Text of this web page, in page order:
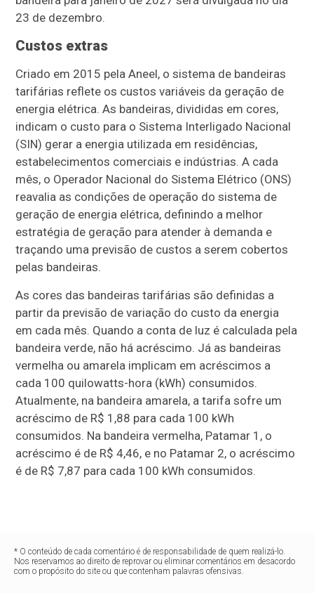
23 de dezembro.
Custos extras
Criado em 2015 pela Aneel, o sistema de bandeiras
tarifárias reflete os custos variáveis da geração de
energia elétrica. As bandeiras, divididas em cores,
indicam o custo para o Sistema Interligado Nacional
(SIN) gerar a energia utilizada em residências,
estabelecimentos comerciais e indústrias. A cada
mês, o Operador Nacional do Sistema Elétrico (ONS)
reavalia as condições de operação do sistema de
geração de energia elétrica, definindo a melhor
estratégia de geração para atender à demanda e
traçando uma previsão de custos a serem cobertos
pelas bandeiras.
As cores das bandeiras tarifárias são definidas a
partir da previsão de variação do custo da energia
em cada mês. Quando a conta de luz é calculada pela
bandeira verde, não há acréscimo. Já as bandeiras
vermelha ou amarela implicam em acréscimos a
cada 100 quilowatts-hora (kWh) consumidos.
Atualmente, na bandeira amarela, a tarifa sofre um
acréscimo de R$ 1,88 para cada 100 kWh
consumidos. Na bandeira vermelha, Patamar 1, o
acréscimo é de R$ 4,46, e no Patamar 2, o acréscimo
é de R$ 7,87 para cada 100 kWh consumidos.
* O conteúdo de cada comentário é de responsabilidade de quem realizá-lo.
Nos reservamos ao direito de reprovar ou eliminar comentários em desacordo
com o propósito do site ou que contenham palavras ofensivas.